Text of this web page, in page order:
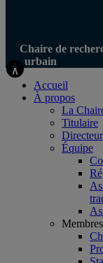
Chaire de
urbain
Accueil
À propos
La
Titulaire
Équipe
Membres